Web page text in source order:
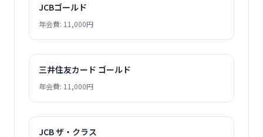
JCBゴールド
年会費: 11,000円
三井住友カード ゴールド
年会費: 11,000円
JCB ザ・クラス